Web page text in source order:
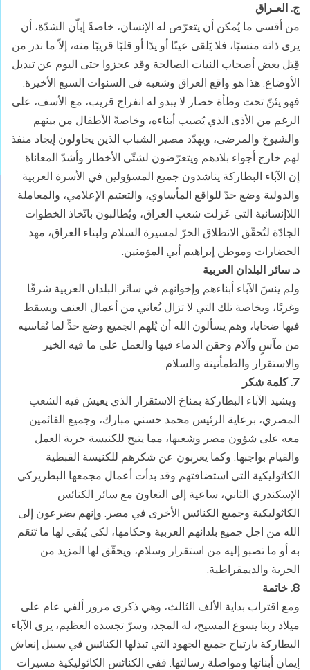
ج. العـراق
من أقسى ما يُمكن أن يتعرّض له الإنسان، خاصةً إباّن الشدّة، أن
يرى ذاته منسيًا، فلا يَلقى عينًا أو يدًا أو قلبًا قريبًا منه، إلاّ ما ندر من
قِبَل بعض أصحاب النيات الصالحة وقد عجزوا حتى اليوم عن تبديل
الأوضاع. هذا هو واقع العراق وشعبه في السنوات السبع الأخيرة.
فهو يئنّ تحت وطأة حصار لا يبدو له انفراج قريب، مع الأسف، على
الرغم من الأذى الذي يُصيب أبناءه، وخاصةً الأطفال من بينهم
والشيوخ والمرضى، ويهدّد مصير الشباب الذين يحاولون إيجاد منفذ
لهم خارج أجواء بلادهم ويتعرّضون لشتّى الأخطار وأشدّ المعاناة.
إن الآباء البطاركة يناشدون جميع المسؤولين في الأسرة العربية
والدولية وضع حدّ للواقع المأساوي، والتعتيم الإعلامي، والمعاملة
اللاإنسانية التي عَزلت شعب العراق، ويُطالبون باتّخاذ الخطوات
الجادّة لتُحقّق الانطلاق الحرّ لمسيرة السلام ولبناء العراق، مهد
الحضارات وموطن إبراهيم أبي المؤمنين.
د. سائر البلدان العربية
ولم ينسَ الآباء أبناءهم وإخوانهم في سائر البلدان العربية شرقًا
وغربًا، وبخاصة تلك التي لا تزال تُعاني من أعمال العنف ويسقط
فيها ضحايا، وهم يسألون الله أن يُلهم الجميع وضع حدٍّ لما تُقاسيه
من مآسٍ وآلام وحقن الدماء فيها والعمل على ما فيه الخير
والاستقرار والطمأنينة والسلام.
7. كلمة شكر
ويشيد الآباء البطاركة بمناخ الاستقرار الذي يعيش فيه الشعب
المصري، برعاية الرئيس محمد حسني مبارك، وجميع القائمين
معه على شؤون مصر وشعبها، مما يتيح للكنيسة حرية العمل
والقيام بواجبها. وكما يعربون عن شكرهم للكنيسة القبطية
الكاثوليكية التي استضافتهم وقد بدأت أعمال مجمعها البطريركي
الإسكندري الثاني، ساعية إلى التعاون مع سائر الكنائس
الكاثوليكية وجميع الكنائس الأخرى في مصر. وإنهم يضرعون إلى
الله من اجل جميع بلدانهم العربية وحكامها، لكي يُبقي لها ما تَنعَم
به أو ما تصبو إليه من استقرار وسلام، ويحقّق لها المزيد من
الحرية والديمقراطية.
8. خاتمة
ومع اقتراب بداية الألف الثالث، وهي ذكرى مرور ألفي عام على
ميلاد ربنا يسوع المسيح، له المجد، وسرّ تجسده العظيم، يرى الآباء
البطاركة بارتياح جميع الجهود التي تبذلها الكنائس في سبيل إنعاش
إيمان أبنائها ومواصلة رسالتها. ففي الكنائس الكاثوليكية مسيرات